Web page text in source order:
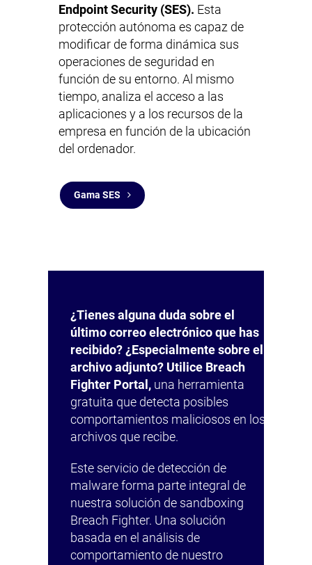
Endpoint Security (SES). Esta
protección autónoma es capaz de
modificar de forma dinámica sus
operaciones de seguridad en
función de su entorno. Al mismo
tiempo, analiza el acceso a las
aplicaciones y a los recursos de la
empresa en función de la ubicación
del ordenador.
Gama SES
¿Tienes alguna duda sobre el
último correo electrónico que has
recibido? ¿Especialmente sobre el
archivo adjunto? Utilice Breach
Fighter Portal, una herramienta
gratuita que detecta posibles
comportamientos maliciosos en los
archivos que recibe.
Este servicio de detección de
malware forma parte integral de
nuestra solución de sandboxing
Breach Fighter. Una solución
basada en el análisis de
comportamiento de nuestro